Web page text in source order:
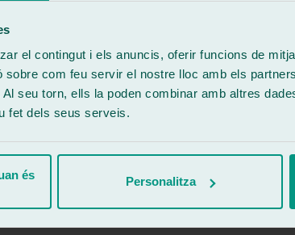
el contingut i els anuncis, oferir funcions de
sobre com feu servir el nostre lloc amb els
seu torn, ells la poden combinar amb altres
fet dels seus serveis.
és
Personalitza
en todo momento. Gracias por la atención prestada.